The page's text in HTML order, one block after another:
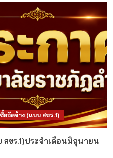
อจัดจ้าง (แบบ สขร.1)
ขร.1)ประจำเดือนมิถุนายน